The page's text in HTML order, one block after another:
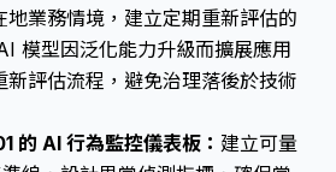
地業務情境，建立定期重新評估的
模型因泛化能力升級而擴展應用
新評估流程，避免治理落後於技術
的 AI 行為監控儀表板： 建立可量